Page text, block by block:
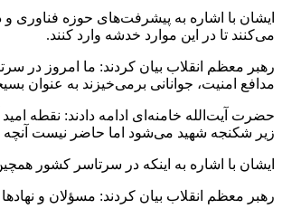
ایشان با اشاره به پیشرفت‌های حوزه فناوری
می‌کنند تا در این موارد خدشه وارد کنند.
رهبر معظم انقلاب بیان کردند: ما امروز در
مدافع امنیت، جوانانی برمی‌خیزند به عنوان
حضرت آیت‌الله خامنه‌ای ادامه دادند: نقطه
زیر شکنجه شهید می‌شود اما حاضر نیست
ایشان با اشاره به اینکه در سرتاسر کشور
رهبر معظم انقلاب بیان کردند: مسؤلان و